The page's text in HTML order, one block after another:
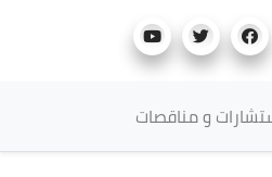
و مناقصات